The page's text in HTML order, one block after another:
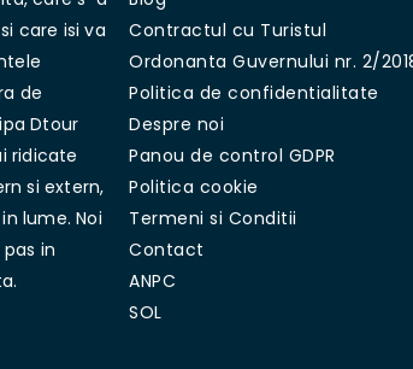
care isi va
de
Dtour
ridicate
si extern,
lume. Noi
in
Contractul cu Turistul
Ordonanta Guvernului nr. 2/
Politica de confidentialitate
Despre noi
Panou de control GDPR
Politica cookie
Termeni si Conditii
Contact
ANPC
SOL